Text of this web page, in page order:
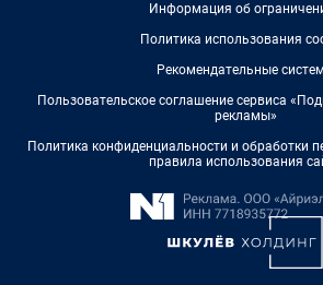
Информация об
Политика использования
Рекомендательные
Пользовательское соглашение сервиса
рекламы»
Политика конфиденциальности и обработки
правила использования